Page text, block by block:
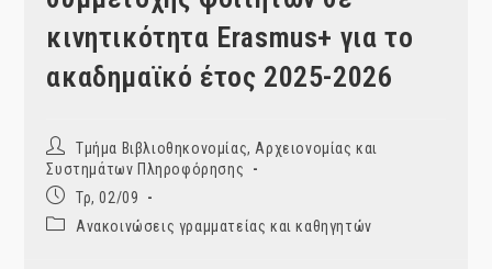
κινητικότητα Erasmus+ για το
ακαδημαϊκό έτος 2025-2026
Post
author:
Τμήμα Βιβλιοθηκονομίας, Αρχειονομίας και
Συστημάτων Πληροφόρησης
Post
published:
Τρ, 02/09
PostΑνακοινώσεις γραμματείας και καθηγητών